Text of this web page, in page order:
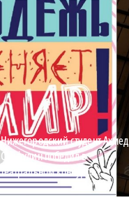
Нижегородский студент Ахмед
Сайфулин победил в
театральном конкурсе
«Табуретка»